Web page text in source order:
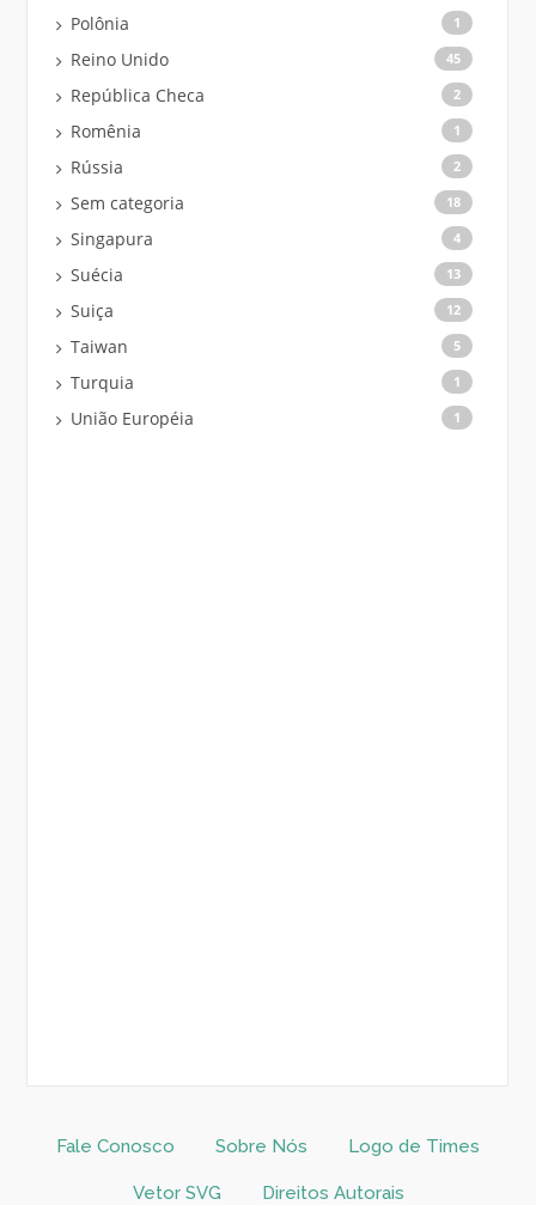
Polônia 1
Reino Unido 45
República Checa 2
Romênia 1
Rússia 2
Sem categoria 18
Singapura 4
Suécia 13
Suiça 12
Taiwan 5
Turquia 1
União Européia 1
Fale Conosco Sobre Nós Logo de Times
Vetor SVG Direitos Autorais